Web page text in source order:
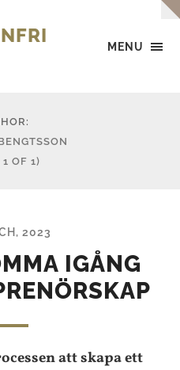
MENU
1 OF 1)
2023
IGÅNG
att skapa ett